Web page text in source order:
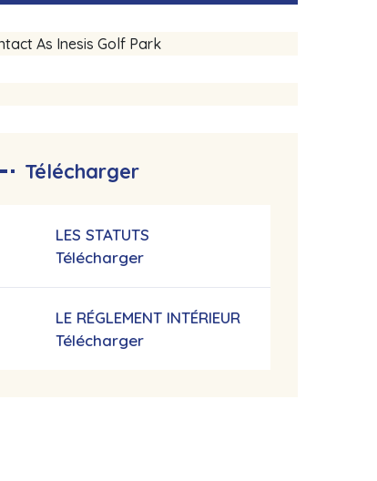
Télécharger
LES STATUTS
Télécharger
LE RÉGLEMENT INTÉRIEUR
Télécharger